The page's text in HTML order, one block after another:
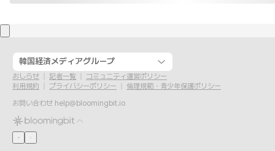
韓国経済メディアグループ
おしらせ 記者一覧
コミュニティ運営ポリシー
利用規約
プライバシーポリシー
倫理規範・青少年保護ポリシー
お問い合わせ help@bloomingbit.io